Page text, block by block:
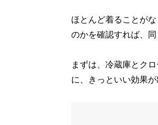
ほとんど着ることが
のかを確認すれば、
まずは、冷蔵庫とク
に、きっといい効果が